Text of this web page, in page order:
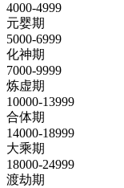
4000-4999
元婴期
5000-6999
化神期
7000-9999
炼虚期
10000-13999
合体期
14000-18999
大乘期
18000-24999
渡劫期